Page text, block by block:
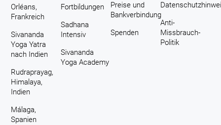
Orléans,
Frankreich
Sivananda
Yoga Yatra
nach Indien
Rudraprayag,
Himalaya,
Indien
Málaga,
Spanien
Fortbildungen
Sadhana
Intensiv
Sivananda
Yoga Academy
Preise und
Bankverbindung
Spenden
Anti-
Missbrauch-
Politik